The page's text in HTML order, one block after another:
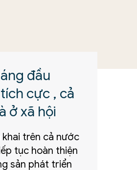
đầu
cực , cả
ở xã hội
trên cả nước
tục hoàn thiện
sản phát triển